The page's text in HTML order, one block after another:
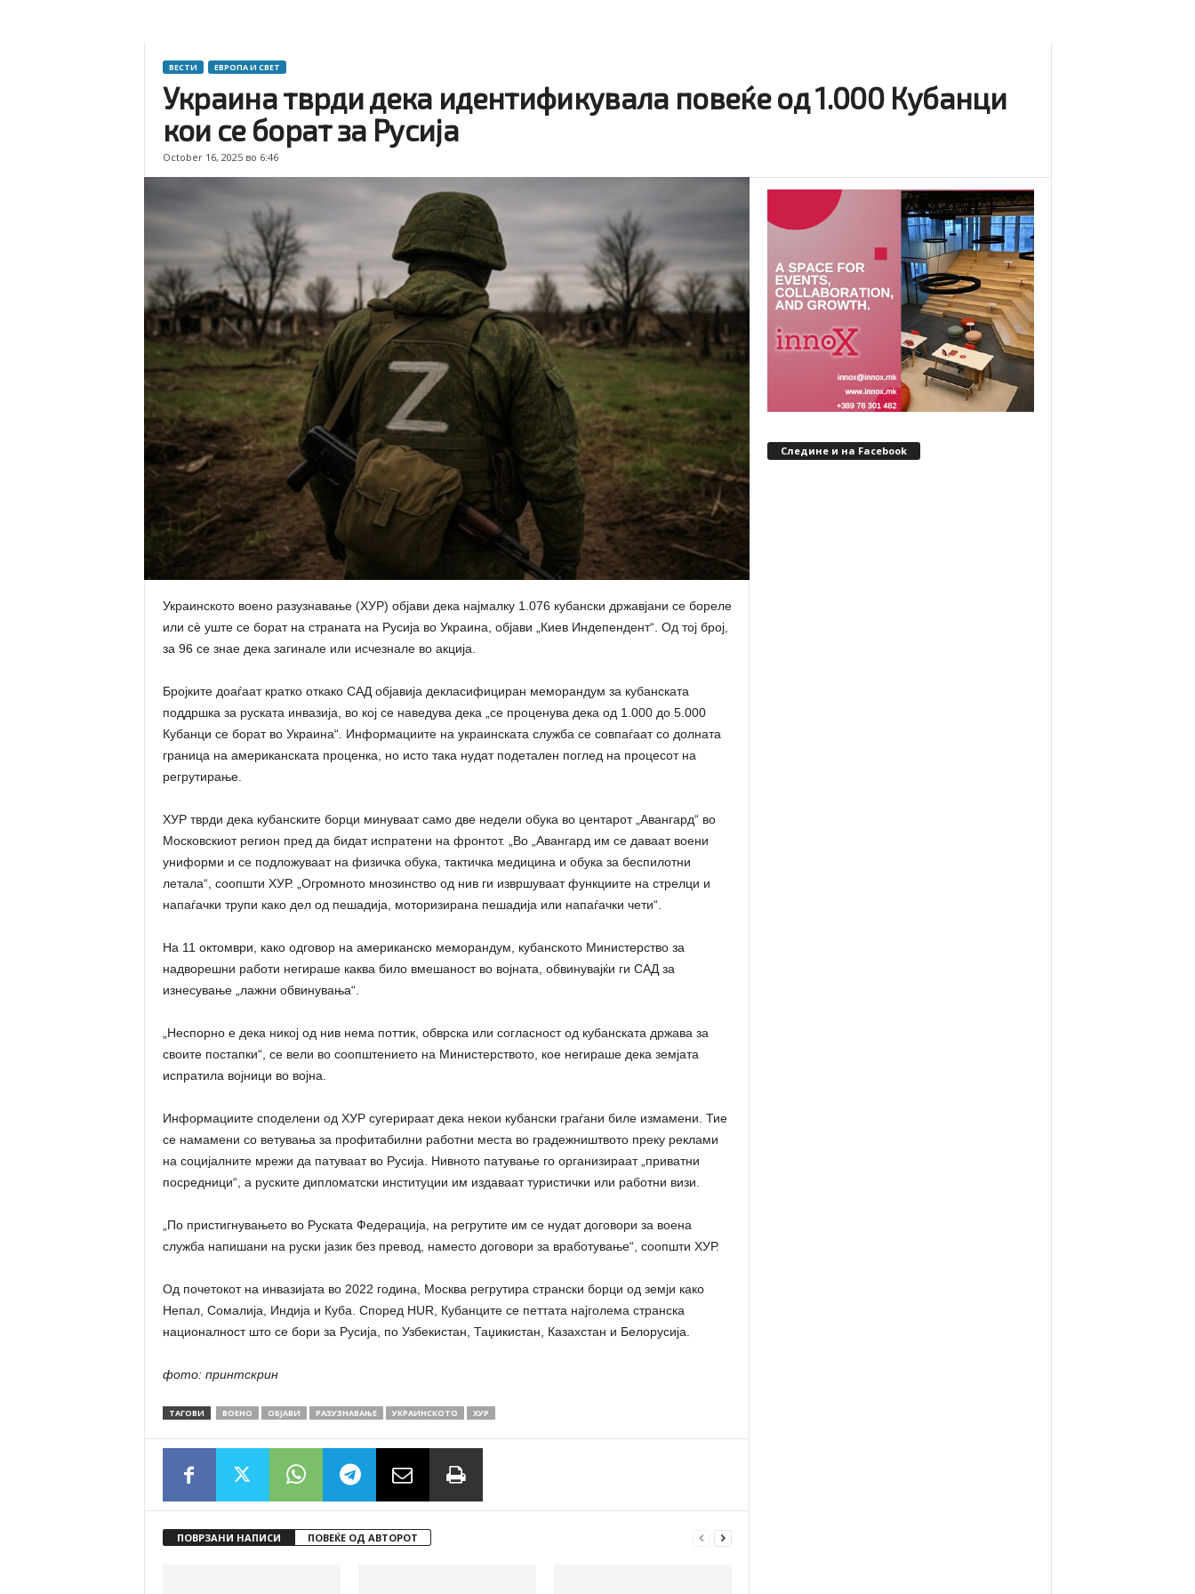
ВЕСТИ ЕВРОПА И СВЕТ
Украина тврди дека идентификувала повеќе од 1.000 Кубанци
кои се борат за Русија
October 16, 2025 во 6:46
Украинското воено разузнавање (ХУР) објави дека најмалку 1.076 кубански државјани се бореле
или сè уште се борат на страната на Русија во Украина, објави „Киев Индепендент“. Од тој број,
за 96 се знае дека загинале или исчезнале во акција.
Бројките доаѓаат кратко откако САД објавија декласифициран меморандум за кубанската
поддршка за руската инвазија, во кој се наведува дека „се проценува дека од 1.000 до 5.000
Кубанци се борат во Украина“. Информациите на украинската служба се совпаѓаат со долната
граница на американската проценка, но исто така нудат подетален поглед на процесот на
регрутирање.
ХУР тврди дека кубанските борци минуваат само две недели обука во центарот „Авангард“ во
Московскиот регион пред да бидат испратени на фронтот. „Во „Авангард им се даваат воени
униформи и се подложуваат на физичка обука, тактичка медицина и обука за беспилотни
летала“, соопшти ХУР. „Огромното мнозинство од нив ги извршуваат функциите на стрелци и
напаѓачки трупи како дел од пешадија, моторизирана пешадија или напаѓачки чети“.
На 11 октомври, како одговор на американско меморандум, кубанското Министерство за
надворешни работи негираше каква било вмешаност во војната, обвинувајќи ги САД за
изнесување „лажни обвинувања“.
„Неспорно е дека никој од нив нема поттик, обврска или согласност од кубанската држава за
своите постапки“, се вели во соопштението на Министерството, кое негираше дека земјата
испратила војници во војна.
Информациите споделени од ХУР сугерираат дека некои кубански граѓани биле измамени. Тие
се намамени со ветувања за профитабилни работни места во градежништвото преку реклами
на социјалните мрежи да патуваат во Русија. Нивното патување го организираат „приватни
посредници“, а руските дипломатски институции им издаваат туристички или работни визи.
„По пристигнувањето во Руската Федерација, на регрутите им се нудат договори за воена
служба напишани на руски јазик без превод, наместо договори за вработување“, соопшти ХУР.
Од почетокот на инвазијата во 2022 година, Москва регрутира странски борци од земји како
Непал, Сомалија, Индија и Куба. Според HUR, Кубанците се петтата најголема странска
националност што се бори за Русија, по Узбекистан, Таџикистан, Казахстан и Белорусија.
фото: принтскрин
ТАГОВИ ВОЕНО ОБЈАВИ РАЗУЗНАВАЊЕ УКРАИНСКОТО ХУР
ПОВРЗАНИ НАПИСИ ПОВЕЌЕ ОД АВТОРОТ
Следине и на Facebook